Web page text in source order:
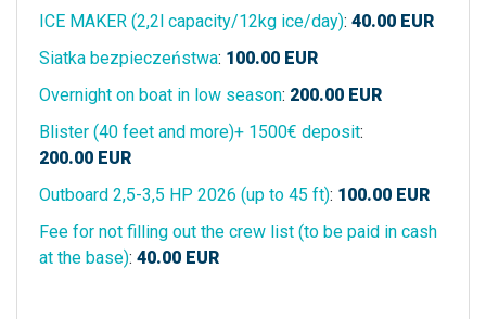
ICE MAKER (2,2l capacity/12kg ice/day): 40.00 EUR
Siatka bezpieczeństwa: 100.00 EUR
Overnight on boat in low season: 200.00 EUR
Blister (40 feet and more)+ 1500€ deposit:
200.00 EUR
Outboard 2,5-3,5 HP 2026 (up to 45 ft): 100.00 EUR
Fee for not filling out the crew list (to be paid in cash
at the base): 40.00 EUR